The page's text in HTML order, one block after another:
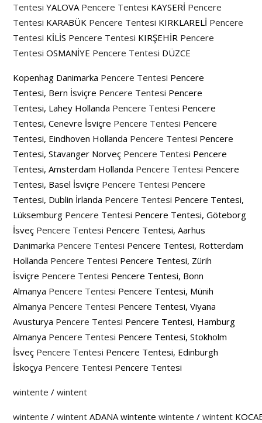
Tentesi YALOVA Pencere Tentesi KAYSERİ Pencere
Tentesi KARABÜK Pencere Tentesi KIRKLARELİ Pencere
Tentesi KİLİS Pencere Tentesi KIRŞEHİR Pencere
Tentesi OSMANİYE Pencere Tentesi DÜZCE
Kopenhag Danimarka Pencere Tentesi Pencere
Tentesi, Bern İsviçre Pencere Tentesi Pencere
Tentesi, Lahey Hollanda Pencere Tentesi Pencere
Tentesi, Cenevre İsviçre Pencere Tentesi Pencere
Tentesi, Eindhoven Hollanda Pencere Tentesi Pencere
Tentesi, Stavanger Norveç Pencere Tentesi Pencere
Tentesi, Amsterdam Hollanda Pencere Tentesi Pencere
Tentesi, Basel İsviçre Pencere Tentesi Pencere
Tentesi, Dublin İrlanda Pencere Tentesi Pencere Tentesi,
Lüksemburg Pencere Tentesi Pencere Tentesi, Göteborg
İsveç Pencere Tentesi Pencere Tentesi, Aarhus
Danimarka Pencere Tentesi Pencere Tentesi, Rotterdam
Hollanda Pencere Tentesi Pencere Tentesi, Zürih
İsviçre Pencere Tentesi Pencere Tentesi, Bonn
Almanya Pencere Tentesi Pencere Tentesi, Münih
Almanya Pencere Tentesi Pencere Tentesi, Viyana
Avusturya Pencere Tentesi Pencere Tentesi, Hamburg
Almanya Pencere Tentesi Pencere Tentesi, Stokholm
İsveç Pencere Tentesi Pencere Tentesi, Edinburgh
İskoçya Pencere Tentesi Pencere Tentesi
wintente /wintent
wintente /wintent ADANA wintentewintente /wintent